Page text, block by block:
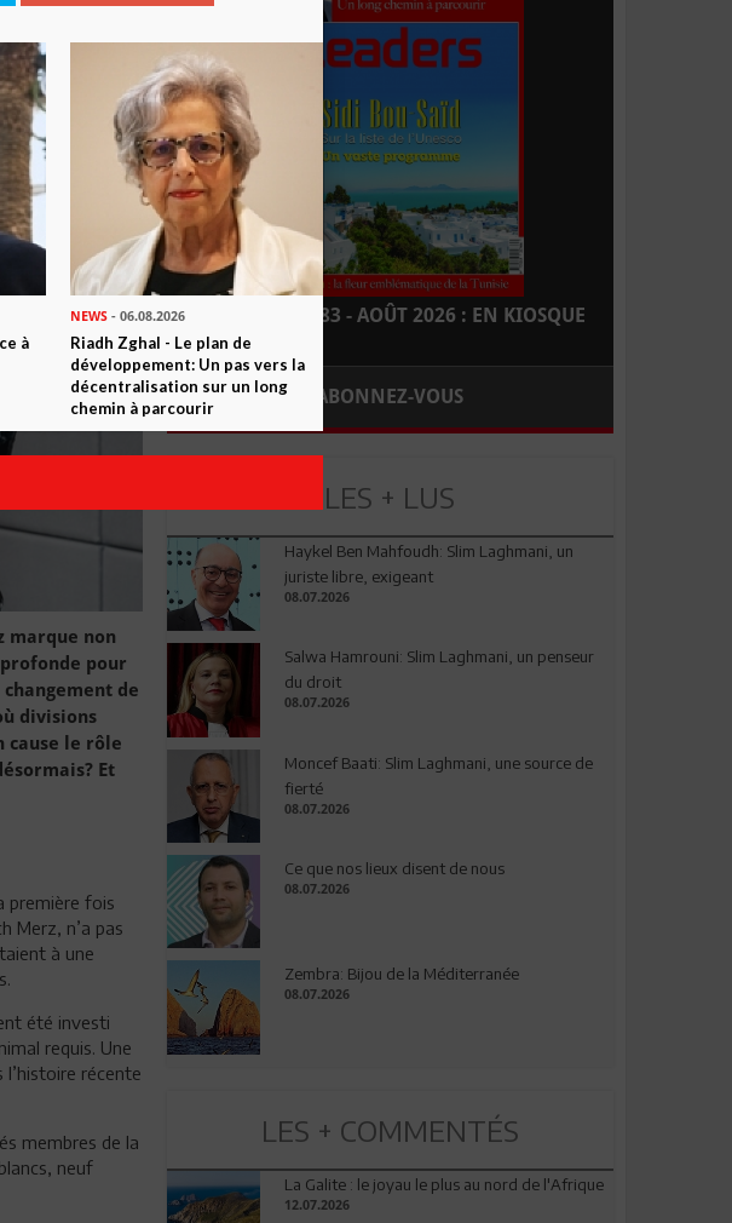
marque non
pour
de
divisions
cause le rôle
Et
première fois
Merz, n’a pas
à une
été investi
requis. Une
récente
membres de la
neuf
LEADERS N° 183 - AOÛT 2026 : EN KIOSQUE
ABONNEZ-VOUS
LES + LUS
Haykel Ben Mahfoudh: Slim Laghmani, un
juriste libre, exigeant
08.07.2026
Salwa Hamrouni: Slim Laghmani, un penseur
du droit
08.07.2026
Moncef Baati: Slim Laghmani, une source de
fierté
08.07.2026
Ce que nos lieux disent de nous
08.07.2026
Zembra: Bijou de la Méditerranée
08.07.2026
LES + COMMENTÉS
La Galite : le joyau le plus au nord de l'Afrique
12.07.2026
à
NEWS- 06.08.2026
Riadh Zghal - Le plan de
développement: Un pas vers la
décentralisation sur un long
chemin à parcourir